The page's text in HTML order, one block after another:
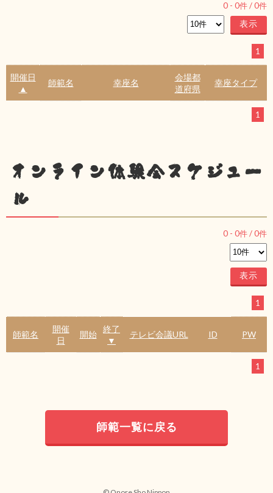
0 - 0件 /0件
1
開催日
▲
師範名 幸座名
会場都
道府県
幸座タイプ
1
オンライン体験会スケジュー
ル
0 - 0件 /0件
1
師範名
開催
日
開始
終了
▼
テレビ会議URL ID PW
1
師範一覧に戻る